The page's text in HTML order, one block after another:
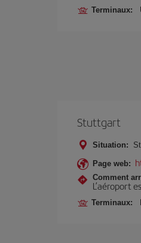
Terminaux:
Stuttgart
Situation:
Page web:
Comment
L’aéroport
Terminaux: